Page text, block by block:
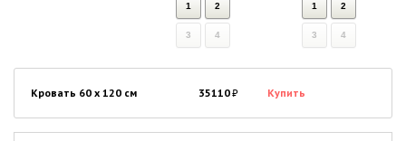
1 2
3 4
1 2
3 4
Кровать 60 x 120 см 35110₽ Купить